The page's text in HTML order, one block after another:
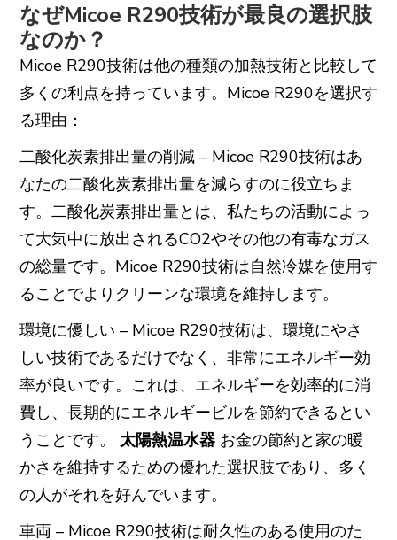
なぜMicoe R290技術が最良の選択肢
なのか？
Micoe R290技術は他の種類の加熱技術と比較して
多くの利点を持っています。Micoe R290を選択す
る理由：
二酸化炭素排出量の削減 – Micoe R290技術はあ
なたの二酸化炭素排出量を減らすのに役立ちま
す。二酸化炭素排出量とは、私たちの活動によっ
て大気中に放出されるCO2やその他の有毒なガス
の総量です。Micoe R290技術は自然冷媒を使用す
ることでよりクリーンな環境を維持します。
環境に優しい – Micoe R290技術は、環境にやさ
しい技術であるだけでなく、非常にエネルギー効
率が良いです。これは、エネルギーを効率的に消
費し、長期的にエネルギービルを節約できるとい
うことです。 太陽熱温水器 お金の節約と家の暖
かさを維持するための優れた選択肢であり、多く
の人がそれを好んでいます。
車両 – Micoe R290技術は耐久性のある使用のた